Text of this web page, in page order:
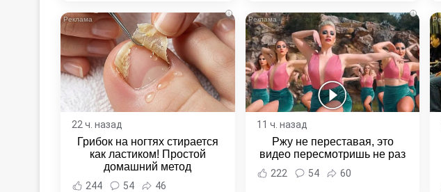
i
22 ч. назад
Грибок на ногтях стирается
как ластиком! Простой
домашний метод
244 54 46
i
11 ч. назад
Ржу не переставая, это
видео пересмотришь не раз
222 54 60